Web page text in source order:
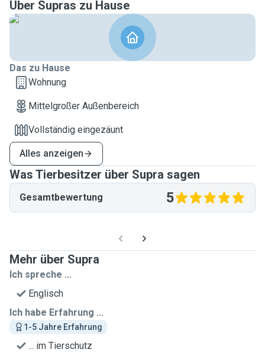
Über Supras zu Hause
Das zu Hause
Wohnung
Mittelgroßer Außenbereich
Vollständig eingezäunt
Alles anzeigen
Was Tierbesitzer über Supra sagen
Gesamtbewertung 5
Mehr über Supra
Ich spreche ...
Englisch
Ich habe Erfahrung ...
1-5 Jahre Erfahrung
... im Tierschutz